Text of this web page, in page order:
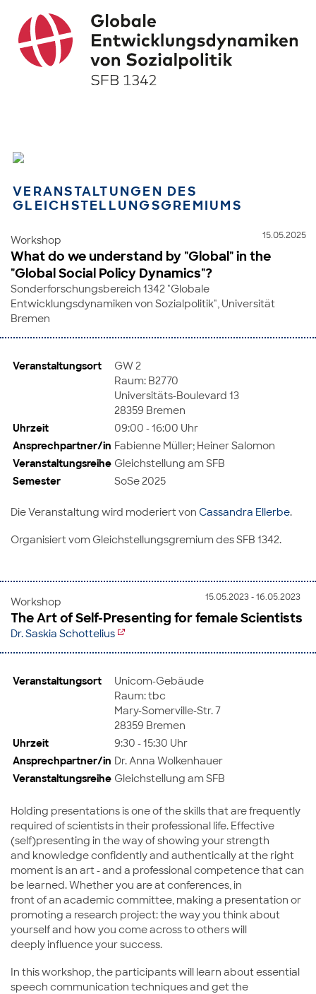
VERANSTALTUNGEN DES
GLEICHSTELLUNGSGREMIUMS
15.05.2025
Workshop
What do we understand by "Global" in the
"Global Social Policy Dynamics"?
Sonderforschungsbereich 1342 "Globale
Entwicklungsdynamiken von Sozialpolitik", Universität
Bremen
Veranstaltungsort
GW 2
Raum: B2770
Universitäts-Boulevard 13
28359 Bremen
Uhrzeit
09:00 - 16:00 Uhr
Ansprechpartner/in Fabienne Müller; Heiner Salomon
Veranstaltungsreihe Gleichstellung am SFB
Semester
SoSe 2025
Die Veranstaltung wird moderiert von Cassandra Ellerbe.
Organisiert vom Gleichstellungsgremium des SFB 1342.
15.05.2023 - 16.05.2023
Workshop
The Art of Self-Presenting for female Scientists
Dr. Saskia Schottelius
Veranstaltungsort
Unicom-Gebäude
Raum: tbc
Mary-Somerville-Str. 7
28359 Bremen
Uhrzeit
9:30 - 15:30 Uhr
Ansprechpartner/in Dr. Anna Wolkenhauer
Veranstaltungsreihe Gleichstellung am SFB
Holding presentations is one of the skills that are frequently
required of scientists in their professional life. Effective
(self)presenting in the way of showing your strength
and knowledge confidently and authentically at the right
moment is an art - and a professional competence that can
be learned. Whether you are at conferences, in
front of an academic committee, making a presentation or
promoting a research project: the way you think about
yourself and how you come across to others will
deeply influence your success.
In this workshop, the participants will learn about essential
speech communication techniques and get the